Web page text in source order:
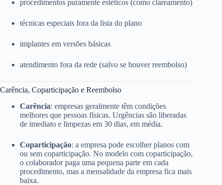
procedimentos puramente estéticos (como clareamento)
técnicas especiais fora da lista do plano
implantes em versões básicas
atendimento fora da rede (salvo se houver reembolso)
Carência, Coparticipação e Reembolso
Carência: empresas geralmente têm condições
melhores que pessoas físicas. Urgências são liberadas
de imediato e limpezas em 30 dias, em média.
Coparticipação: a empresa pode escolher planos com
ou sem coparticipação. No modelo com coparticipação,
o colaborador paga uma pequena parte em cada
procedimento, mas a mensalidade da empresa fica mais
baixa.